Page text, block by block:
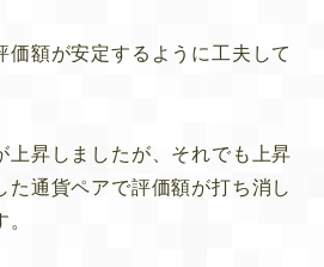
価額が安定するように工夫して
上昇しましたが、それでも上昇
た通貨ペアで評価額が打ち消し